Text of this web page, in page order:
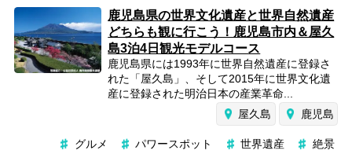
鹿児島県の世界文化遺産と世界自然遺産
どちらも観に行こう！鹿児島市内＆屋久
島3泊4日観光モデルコース
鹿児島県には1993年に世界自然遺産に登録さ
れた「屋久島」、そして2015年に世界文化遺
産に登録された明治日本の産業革命...
屋久島
鹿児島
グルメ パワースポット 世界遺産 絶景